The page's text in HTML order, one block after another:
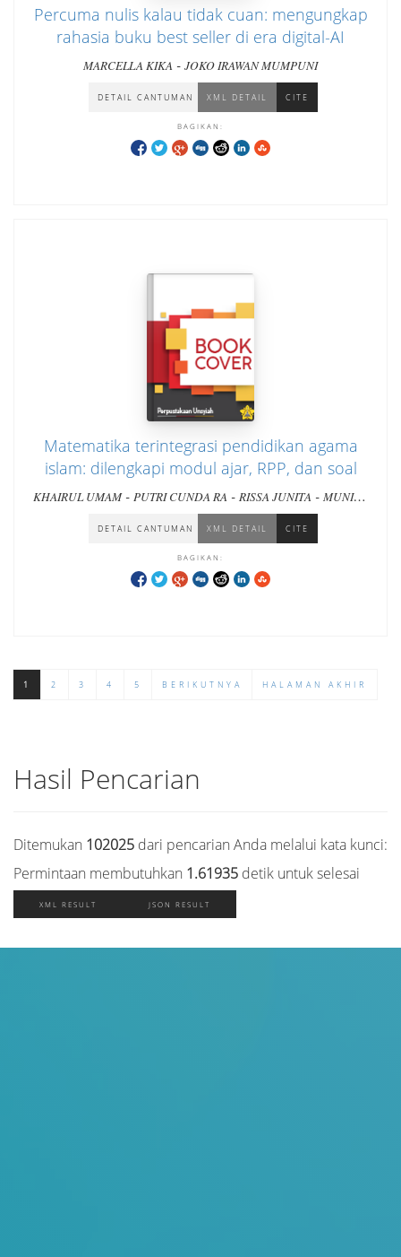
Percuma nulis kalau tidak cuan: mengungkap
rahasia buku best seller di era digital-AI
MARCELLA KIKA - JOKO IRAWAN MUMPUNI
DETAIL CANTUMAN XML DETAIL CITE
BAGIKAN:
Matematika terintegrasi pendidikan agama
islam: dilengkapi modul ajar, RPP, dan soal
KHAIRUL UMAM- PUTRI CUNDA RA - RISSA JUNITA - MUNIRA
ULFA
DETAIL CANTUMAN XML DETAIL CITE
BAGIKAN:
1 2 3 4 5 BERIKUTNYA HALAMAN AKHIR
Hasil Pencarian
Ditemukan 102025 dari pencarian Anda melalui kata kunci:
Permintaan membutuhkan 1.61935 detik untuk selesai
XML RESULT JSON RESULT